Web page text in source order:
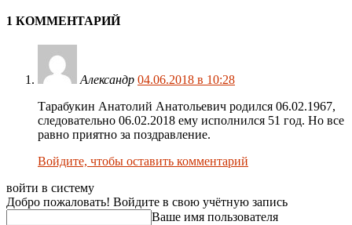
1 КОММЕНТАРИЙ
Александр 04.06.2018 в 10:28
Тарабукин Анатолий Анатольевич родился 06.02.1967,
следовательно 06.02.2018 ему исполнился 51 год. Но все
равно приятно за поздравление.
Войдите, чтобы оставить комментарий
войти в систему
Добро пожаловать! Войдите в свою учётную запись
Ваше имя пользователя